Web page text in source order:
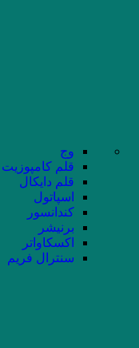
وج
قلم کامپوزیت
قلم دایکال
اسپاتول
کندانسور
برنیشر
اکسکاواتر
سنترال فریم